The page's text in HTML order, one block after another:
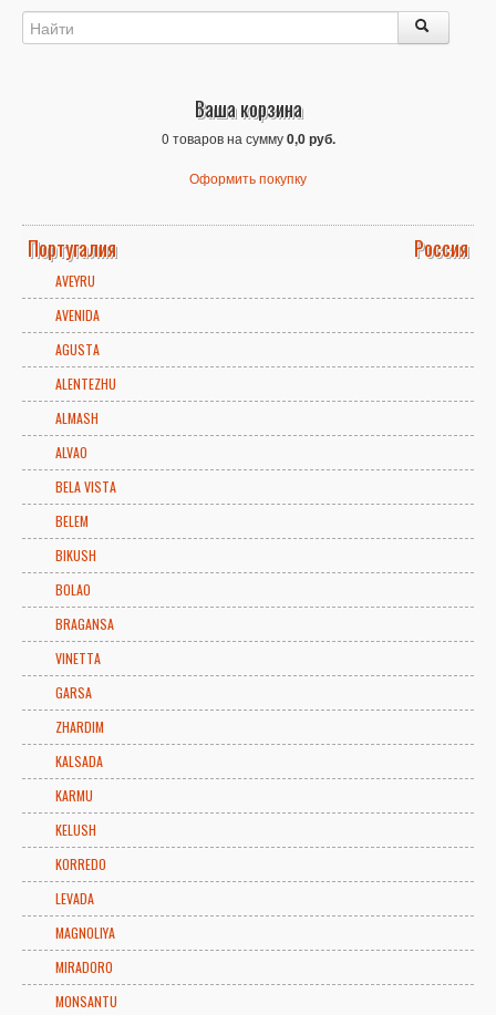
Ваша корзина
0 товаров на сумму0,0 руб.
Оформить покупку
Португалия Россия
AVEYRU
AVENIDA
AGUSTA
ALENTEZHU
ALMASH
ALVAO
BELA VISTA
BELEM
BIKUSH
BOLAO
BRAGANSA
VINETTA
GARSA
ZHARDIM
KALSADA
KARMU
KELUSH
KORREDO
LEVADA
MAGNOLIYA
MIRADORO
MONSANTU